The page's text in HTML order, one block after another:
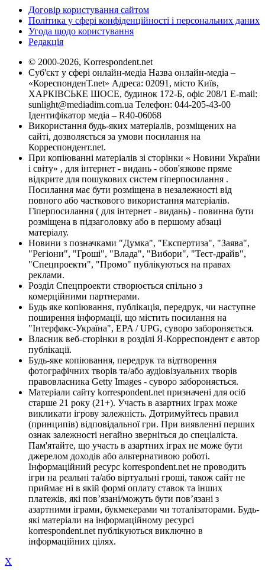
Договір користування сайтом
Політика у сфері конфіденційності і персональних даних
Угода щодо користування
Редакція
© 2000-2026, Korrespondent.net
Суб'єкт у сфері онлайн-медіа Назва онлайн-медіа –
«КореспонденТ.net» Адреса: 02091, місто Київ,
ХАРКІВСЬКЕ ШОСЕ, будинок 172-Б, офіс 208/1 E-mail:
sunlight@mediadim.com.ua Телефон: 044-205-43-00
Ідентифікатор медіа – R40-06068
Використання будь-яких матеріалів, розміщених на
сайті, дозволяється за умови посилання на
Корреспондент.net.
При копіюванні матеріалів зі сторінки « Новини України
і світу» , для інтернет - видань - обов'язкове пряме
відкрите для пошукових систем гіперпосилання .
Посилання має бути розміщена в незалежності від
повного або часткового використання матеріалів.
Гіперпосилання ( для інтернет - видань) - повинна бути
розміщена в підзаголовку або в першому абзаці
матеріалу.
Новини з позначками "Думка", "Експертиза", "Заява",
"Регіони", "Гроші", "Влада", "Вибори", "Тест-драйв",
"Спецпроекти", "Промо" публікуються на правах
реклами.
Розділ Спецпроекти створюється спільно з
комерційними партнерами.
Будь яке копіювання, публікація, передрук, чи наступне
поширення інформації, що містить посилання на
"Інтерфакс-Україна", EPA / UPG, суворо забороняється.
Власник веб-сторінки в розділі Я-Корреспондент є автор
публікації.
Будь-яке копіювання, передрук та відтворення
фотографічних творів та/або аудіовізуальних творів
правовласника Getty Images - суворо забороняється.
Матеріали сайту korrespondent.net призначені для осіб
старше 21 року (21+). Участь в азартних іграх може
викликати ігрову залежність. Дотримуйтесь правил
(принципів) відповідальної гри. При виявленні перших
ознак залежності негайно зверніться до спеціаліста.
Пам'ятайте, що участь в азартних іграх не може бути
джерелом доходів або альтернативою роботі.
Інформаційний ресурс korrespondent.net не проводить
ігри на реальні та/або віртуальні гроші, також сайт не
приймає ні в якій формі оплату ставок та інших
платежів, які пов’язані/можуть бути пов’язані з
азартними іграми, букмекерами чи тоталізаторами. Будь-
які матеріали на інформаційному ресурсі
korrespondent.net публікуються виключно в
інформаційних цілях.
X